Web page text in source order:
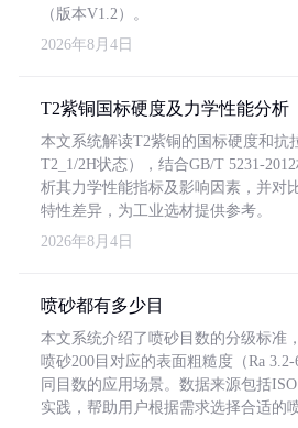
（版本V1.2）。
2026年8月4日
T2紫铜国标硬度及力学性能分析
本文系统解读T2紫铜的国标硬度和抗
T2_1/2H状态），结合GB/T 5231-
析其力学性能指标及影响因素，并对
特性差异，为工业选材提供参考。
2026年8月4日
喷砂都有多少目
本文系统介绍了喷砂目数的分级标准
喷砂200目对应的表面粗糙度（Ra
同目数的应用场景。数据来源包括
实践，帮助用户根据需求选择合适的